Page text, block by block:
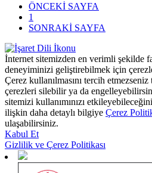
ÖNCEKİ SAYFA
1
SONRAKİ SAYFA
İnternet sitemizden en verimli şekilde
deneyiminizi geliştirebilmek için
Çerez kullanılmasını tercih etmezseniz
çerezleri silebilir ya da
sitemizi kullanımınızı
ilişkin daha detaylı bilgiye Çerez
ulaşabilirsiniz.
Kabul Et
Gizlilik ve Çerez Politikası